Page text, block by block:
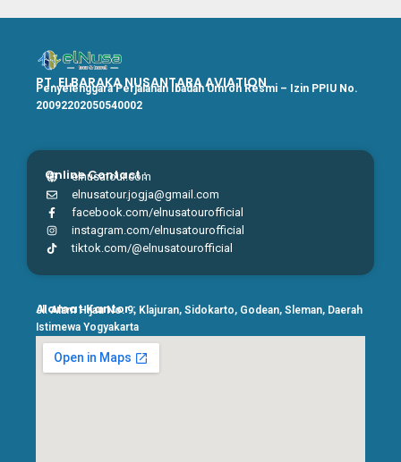
PT. ELBARAKA NUSANTARA AVIATION
Penyelenggara Perjalanan Ibadah Umroh Resmi – Izin PPIU No.
20092202050540002
Online Contact :
elnusatour.com
elnusatour.jogja@gmail.com
facebook.com/elnusatourofficial
instagram.com/elnusatourofficial
tiktok.com/@elnusatourofficial
Alamat Kantor :
Jl. Alam Hijau No. 9, Klajuran, Sidokarto, Godean, Sleman, Daerah
Istimewa Yogyakarta